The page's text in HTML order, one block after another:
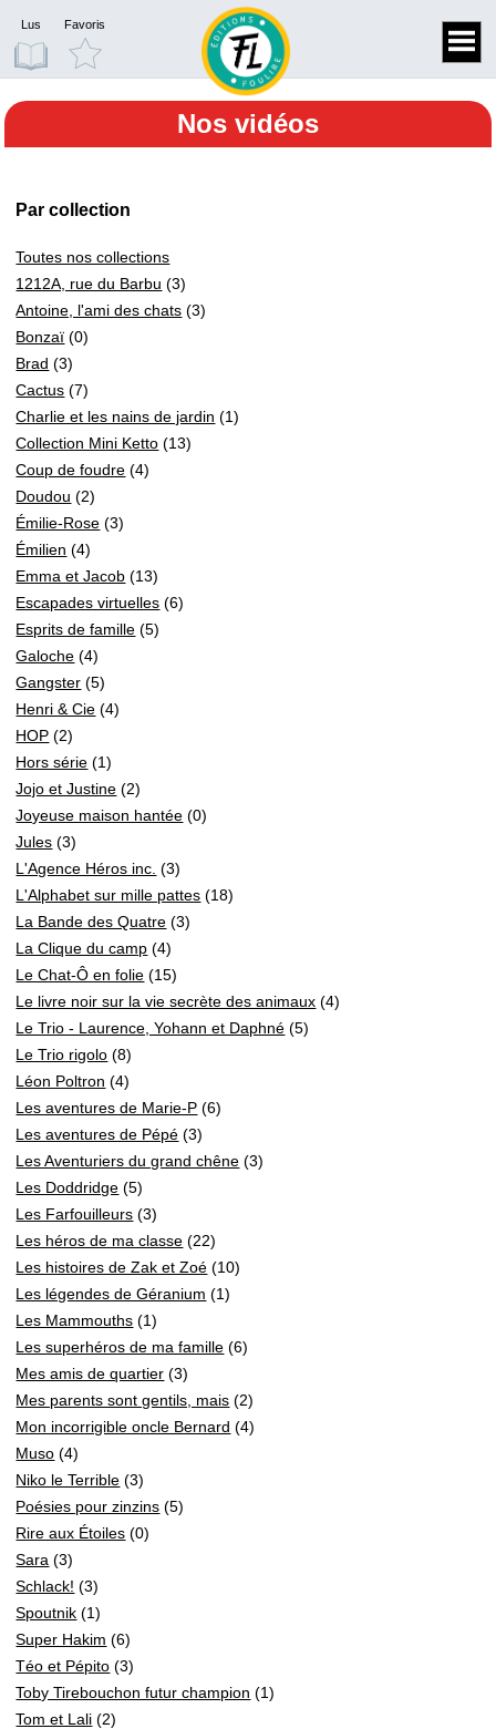
Lus Favoris
Nos vidéos
Par collection
Toutes nos collections
1212A, rue du Barbu (3)
Antoine, l'ami des chats (3)
Bonzaï (0)
Brad (3)
Cactus (7)
Charlie et les nains de jardin (1)
Collection Mini Ketto (13)
Coup de foudre (4)
Doudou (2)
Émilie-Rose (3)
Émilien (4)
Emma et Jacob (13)
Escapades virtuelles (6)
Esprits de famille (5)
Galoche (4)
Gangster (5)
Henri & Cie (4)
HOP (2)
Hors série (1)
Jojo et Justine (2)
Joyeuse maison hantée (0)
Jules (3)
L'Agence Héros inc. (3)
L'Alphabet sur mille pattes (18)
La Bande des Quatre (3)
La Clique du camp (4)
Le Chat-Ô en folie (15)
Le livre noir sur la vie secrète des animaux (4)
Le Trio - Laurence, Yohann et Daphné (5)
Le Trio rigolo (8)
Léon Poltron (4)
Les aventures de Marie-P (6)
Les aventures de Pépé (3)
Les Aventuriers du grand chêne (3)
Les Doddridge (5)
Les Farfouilleurs (3)
Les héros de ma classe (22)
Les histoires de Zak et Zoé (10)
Les légendes de Géranium (1)
Les Mammouths (1)
Les superhéros de ma famille (6)
Mes amis de quartier (3)
Mes parents sont gentils, mais (2)
Mon incorrigible oncle Bernard (4)
Muso (4)
Niko le Terrible (3)
Poésies pour zinzins (5)
Rire aux Étoiles (0)
Sara (3)
Schlack! (3)
Spoutnik (1)
Super Hakim (6)
Téo et Pépito (3)
Toby Tirebouchon futur champion (1)
Tom et Lali (2)